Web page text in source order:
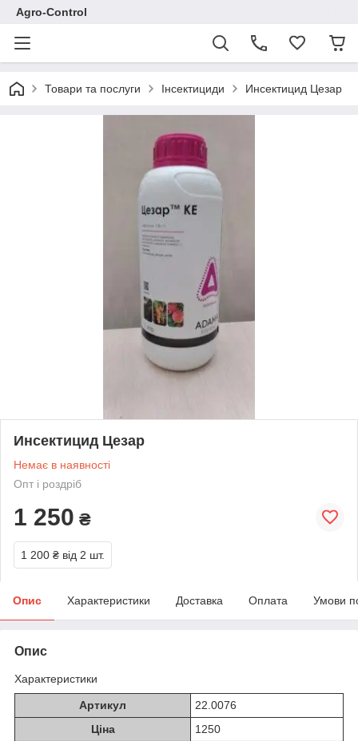
Agro-Control
Товари та послуги Інсектициди Инсектицид Цезар
Инсектицид Цезар
Немає в наявності
Опт і роздріб
1 250 ₴
1 200 ₴ від 2 шт.
Опис Характеристики Доставка Оплата Умови
Опис
Характеристики
Артикул
22.0076
Ціна
1250